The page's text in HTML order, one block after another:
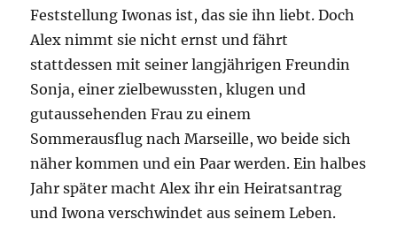
Feststellung Iwonas ist, das sie ihn liebt. Doch
Alex nimmt sie nicht ernst und fährt
stattdessen mit seiner langjährigen Freundin
Sonja, einer zielbewussten, klugen und
gutaussehenden Frau zu einem
Sommerausflug nach Marseille, wo beide sich
näher kommen und ein Paar werden. Ein halbes
Jahr später macht Alex ihr ein Heiratsantrag
und Iwona verschwindet aus seinem Leben.